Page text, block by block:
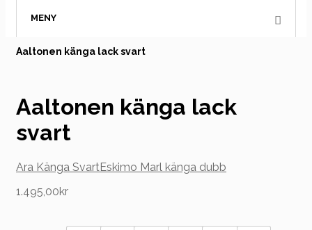
MENY
till
Aaltonen känga lack svart
Aaltonen känga lack
svart
Ara Känga SvartEskimo Marl känga dubb
1.495,00kr